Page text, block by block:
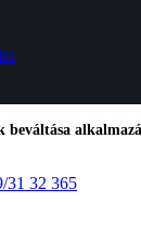
beváltása
31 32 365